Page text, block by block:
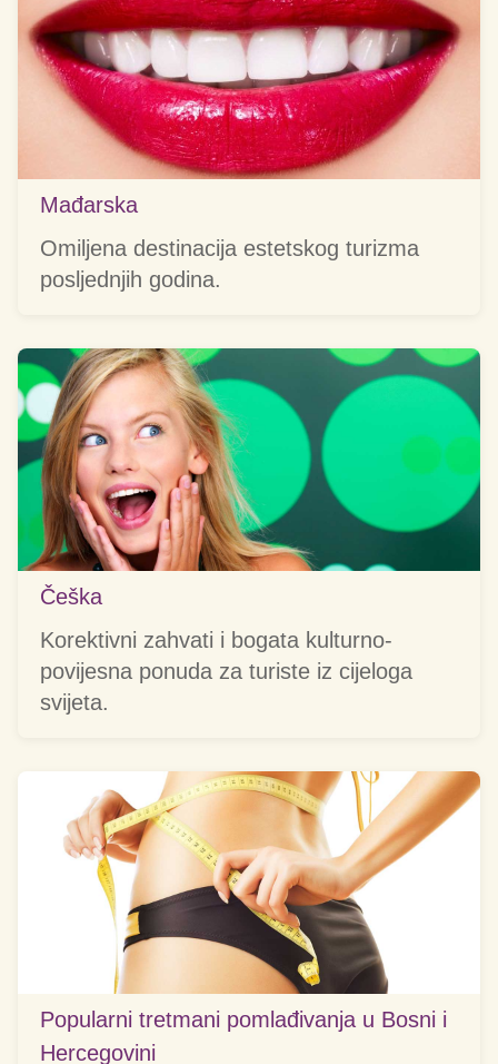
Mađarska
Omiljena destinacija estetskog turizma
posljednjih godina.
Češka
Korektivni zahvati i bogata kulturno-
povijesna ponuda za turiste iz cijeloga
svijeta.
Popularni tretmani pomlađivanja u Bosni i
Hercegovini